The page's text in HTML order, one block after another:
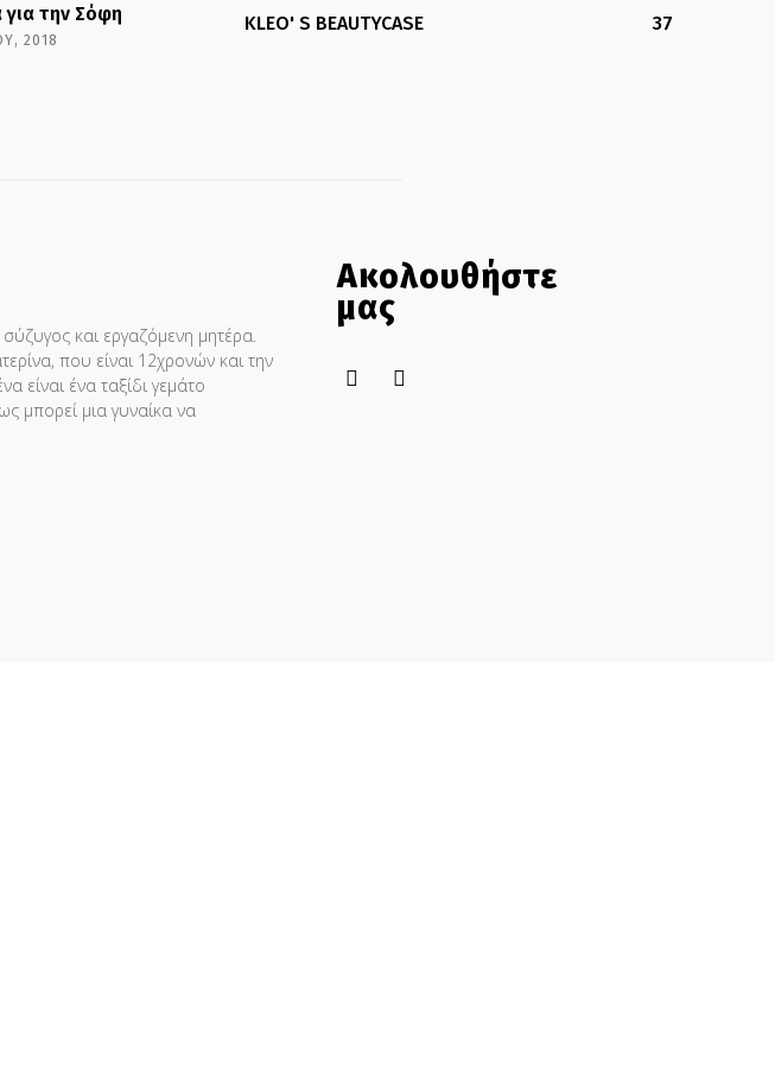
την Σόφη
2018
KLEO' S BEAUTYCASE
37
και εργαζόμενη μητέρα.
που είναι 12χρονών και την
είναι ένα ταξίδι γεμάτο
μπορεί μια γυναίκα να
Ακολουθήστε
μας